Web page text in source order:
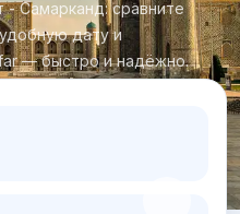
Самарканд: сравните
дату и
— быстро и надёжно.